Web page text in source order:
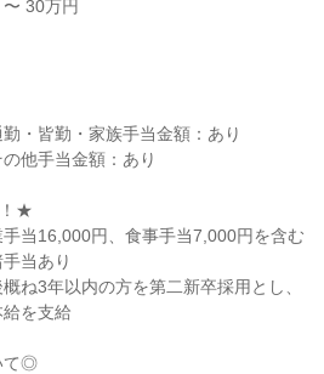
30万円
・皆勤・家族手当金額：あり
他手当金額：あり
！★
当16,000円、食事手当7,000円を含む
当あり
ね3年以内の方を第二新卒採用とし、
給を支給
て◎